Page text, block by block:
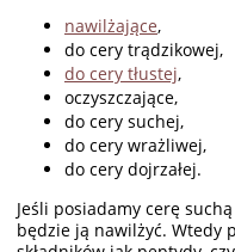
nawilżające,
do cery trądzikowej,
do cery tłustej,
oczyszczające,
do cery suchej,
do cery wrażliwej,
do cery dojrzałej.
Jeśli posiadamy cerę
będzie ją nawilżyć. Wtedy